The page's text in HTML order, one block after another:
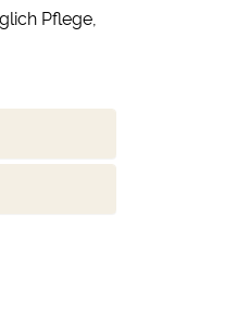
Pflege,